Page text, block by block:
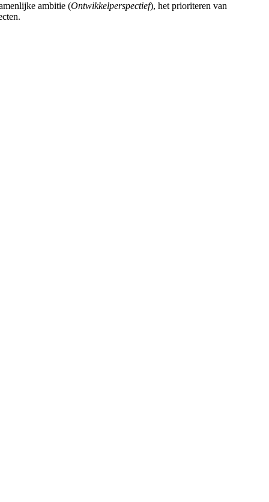
ambitie (Ontwikkelperspectief), het prioriteren van